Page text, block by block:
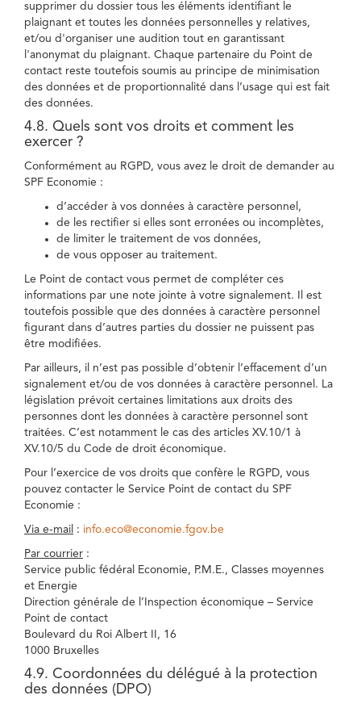
supprimer du dossier tous les éléments identifiant le
plaignant et toutes les données personnelles y relatives,
et/ou d'organiser une audition tout en garantissant
l'anonymat du plaignant. Chaque partenaire du Point de
contact reste toutefois soumis au principe de minimisation
des données et de proportionnalité dans l’usage qui est fait
des données.
4.8. Quels sont vos droits et comment les
exercer ?
Conformément au RGPD, vous avez le droit de demander au
SPF Economie :
d’accéder à vos données à caractère personnel,
de les rectifier si elles sont erronées ou incomplètes,
de limiter le traitement de vos données,
de vous opposer au traitement.
Le Point de contact vous permet de compléter ces
informations par une note jointe à votre signalement. Il est
toutefois possible que des données à caractère personnel
figurant dans d’autres parties du dossier ne puissent pas
être modifiées.
Par ailleurs, il n’est pas possible d’obtenir l’effacement d’un
signalement et/ou de vos données à caractère personnel. La
législation prévoit certaines limitations aux droits des
personnes dont les données à caractère personnel sont
traitées. C’est notamment le cas des articles XV.10/1 à
XV.10/5 du Code de droit économique.
Pour l’exercice de vos droits que confère le RGPD, vous
pouvez contacter le Service Point de contact du SPF
Economie :
Via e-mail : info.eco@economie.fgov.be
Par courrier :
Service public fédéral Economie, P.M.E., Classes moyennes
et Energie
Direction générale de l’Inspection économique – Service
Point de contact
Boulevard du Roi Albert II, 16
1000 Bruxelles
4.9. Coordonnées du délégué à la protection
des données (DPO)